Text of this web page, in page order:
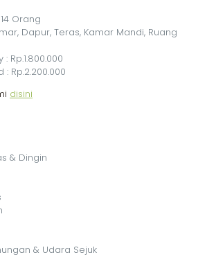
Orang
Dapur, Teras, Kamar Mandi, Ruang
Rp.1.800.000
Rp.2.200.000
disini
& Dingin
& Udara Sejuk